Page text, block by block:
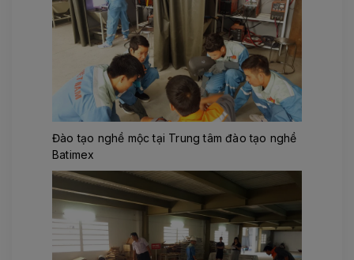
Đào tạo nghề mộc tại Trung tâm đào tạo nghề
Batimex